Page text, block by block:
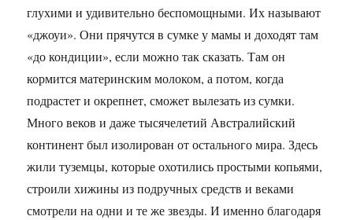
глухими и удивительно беспомощными. Их называют
«джоуи». Они прячутся в сумке у мамы и доходят там
«до кондиции», если можно так сказать. Там он
кормится материнским молоком, а потом, когда
подрастет и окрепнет, сможет вылезать из сумки.
Много веков и даже тысячелетий Австралийский
континент был изолирован от остального мира. Здесь
жили туземцы, которые охотились простыми копьями,
строили хижины из подручных средств и веками
смотрели на одни и те же звезды. И именно благодаря